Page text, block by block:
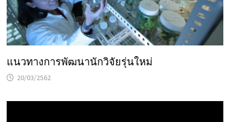
แนวทางการพัฒนานักวิจัยรุ่นใหม่
20/03/2562